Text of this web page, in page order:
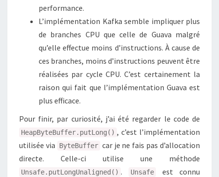
performance.
L’implémentation Kafka semble impliquer plus
de branches CPU que celle de Guava malgré
qu’elle effectue moins d’instructions. À cause de
ces branches, moins d’instructions peuvent être
réalisées par cycle CPU. C’est certainement la
raison qui fait que l’implémentation Guava est
plus efficace.
Pour finir, par curiosité, j’ai été regarder le code de
HeapByteBuffer.putLong() , c’est l’implémentation
utilisée via
ByteBuffer car je ne fais pas d’allocation
directe. Celle-ci utilise une méthode
Unsafe.putLongUnaligned() . Unsafe
est connu